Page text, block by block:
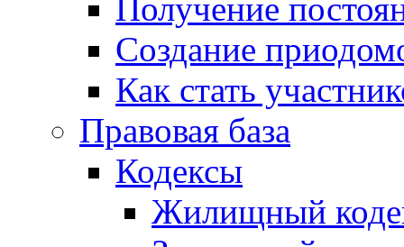
Получение
Создание
Как стать
Правовая база
Кодексы
Жилищный